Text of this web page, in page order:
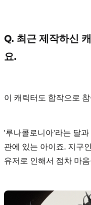
Q. 최근 제작하신
요.
이 캐릭터도 합작으로
'루나콜로니아'라는 달과
관에 있는 아이죠. 지구
유저로 인해서 점차 마